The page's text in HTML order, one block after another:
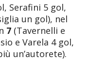
Serafini 5 gol,
un gol), nel
7 (Tavernelli e
e Varela 4 gol,
un’autorete).